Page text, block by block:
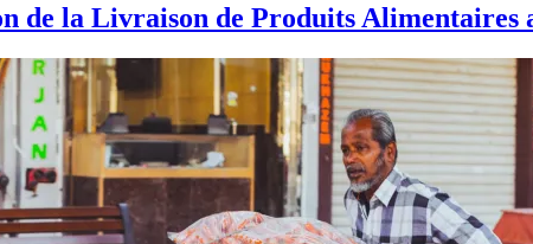
de la Livraison de Produits Alimentaires